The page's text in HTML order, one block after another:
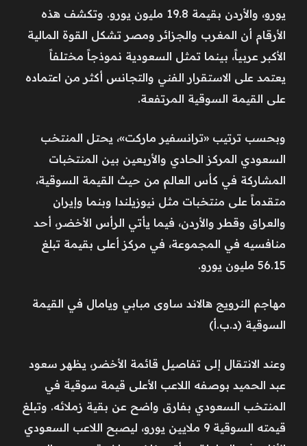
يورو، والأردن بقيمة 19.8 مليون يورو. وتكشف هذه
الأرقام أن المغرب والجزائر ومصر تشكل القوة المالية
الأكبر عربياً، بينما تمثل السعودية نموذجاً مختلفاً
يعتمد على الاستقرار الفني والتجانس أكثر من اعتماده
على القيمة السوقية المرتفعة.
وبحسب ترتيب «ترانسفير ماركت»، يحتل المنتخب
السعودي المركز الحادي والأربعين بين المنتخبات
المشاركة في كأس العالم من حيث القيمة السوقية،
متقدماً على منتخبات مثل نيوزيلندا وبنما وإيران
والعراق وقطر والأردن، فيما يأتي الرأس الأخضر، أحد
منافسيه في المجموعة، في مركز أعلى بقيمة تبلغ
56.15 مليون يورو.
مهاجم النرويج هالاند ساوى مبابي ويامال في القيمة
السوقية (د.ب.أ)
وعند الانتقال إلى تفاصيل قائمة الأخضر، يظهر سعود
عبد الحميد بوصفه اللاعب الأعلى قيمة سوقية في
المنتخب السعودي بفارق واضح عن بقية زملائه. وتبلغ
قيمته السوقية 9 ملايين يورو، ليصبح اللاعب السعودي